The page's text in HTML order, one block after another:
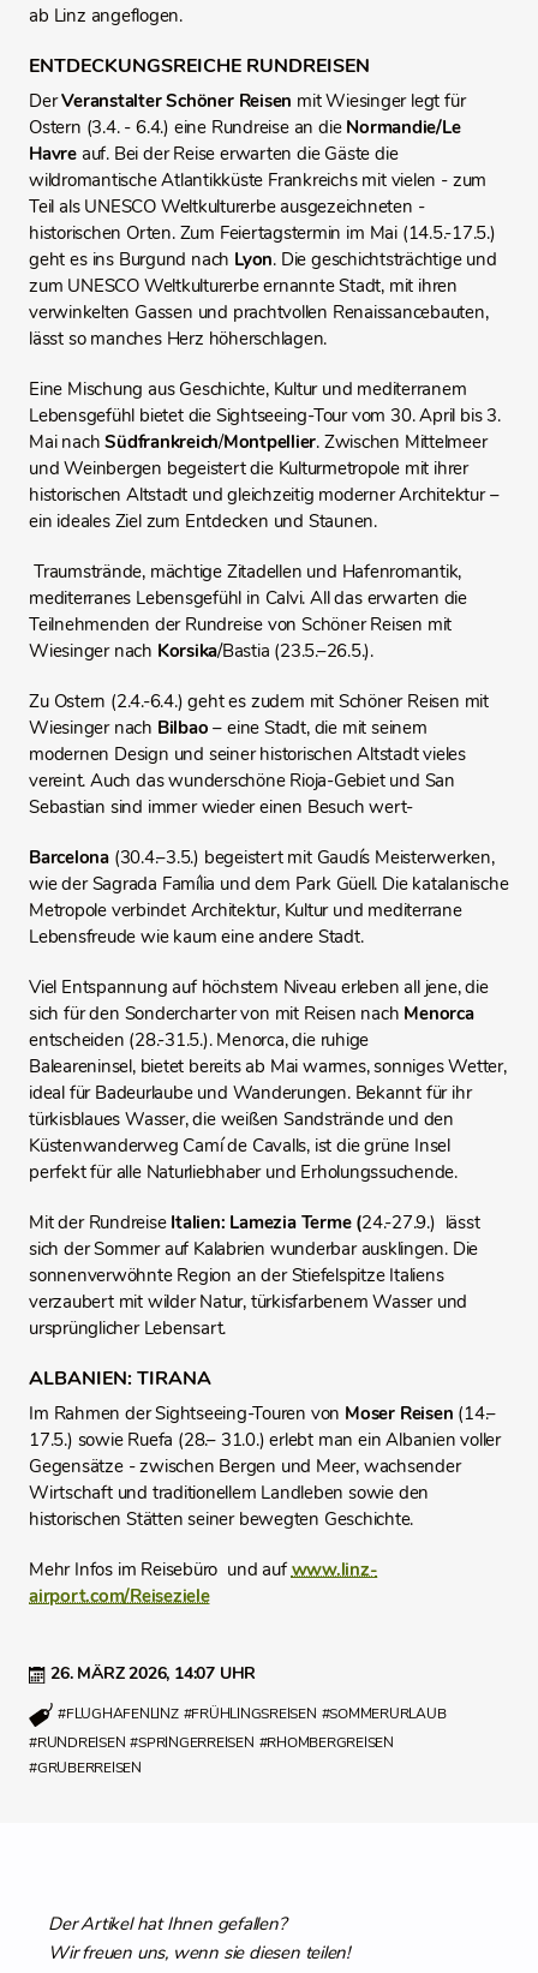
26. MÄRZ 2026, 14:07 UHR
#FLUGHAFENLINZ #FRÜHLINGSREISEN #SOMMERURLAUB
#RUNDREISEN #SPRINGERREISEN #RHOMBERGREISEN
#GRUBERREISEN
ab Linz angeflogen.
ENTDECKUNGSREICHE RUNDREISEN
DerVeranstalter Schöner Reisen mit Wiesinger legt für
Ostern (3.4. - 6.4.) eine Rundreise an die Normandie/Le
Havreauf. Bei der Reise erwarten die Gäste die
wildromantische Atlantikküste Frankreichs mit vielen - zum
Teil als UNESCO Weltkulturerbe ausgezeichneten -
historischen Orten. Zum Feiertagstermin im Mai (14.5.-17.5.)
geht es ins Burgund nach Lyon. Die geschichtsträchtige und
zum UNESCO Weltkulturerbe ernannte Stadt, mit ihren
verwinkelten Gassen und prachtvollen Renaissancebauten,
lässt so manches Herz höherschlagen.
Eine Mischung aus Geschichte, Kultur und mediterranem
Lebensgefühl bietet die Sightseeing‑Tour vom 30. April bis 3.
Mai nachSüdfrankreich/Montpellier. Zwischen Mittelmeer
und Weinbergen begeistert die Kulturmetropole mit ihrer
historischen Altstadt und gleichzeitig moderner Architektur –
ein ideales Ziel zum Entdecken und Staunen.
Traumstrände, mächtige Zitadellen und Hafenromantik,
mediterranes Lebensgefühl in Calvi. All das erwarten die
Teilnehmenden der Rundreise von Schöner Reisen mit
Wiesinger nach Korsika/Bastia (23.5.–26.5.).
Zu Ostern (2.4.-6.4.) geht es zudem mit Schöner Reisen mit
Wiesinger nach Bilbao – eine Stadt, die mit seinem
modernen Design und seiner historischen Altstadt vieles
vereint. Auch das wunderschöne Rioja‑Gebiet und San
Sebastian sind immer wieder einen Besuch wert-
Barcelona (30.4.–3.5.) begeistert mit Gaudís Meisterwerken,
wie der Sagrada Família und dem Park Güell. Die katalanische
Metropole verbindet Architektur, Kultur und mediterrane
Lebensfreude wie kaum eine andere Stadt.
Viel Entspannung auf höchstem Niveau erleben all jene, die
sich für den Sondercharter von mit Reisen nach Menorca
entscheiden (28.-31.5.). Menorca, die ruhige
Baleareninsel, bietet bereits ab Mai warmes, sonniges Wetter,
ideal für Badeurlaube und Wanderungen. Bekannt für ihr
türkisblaues Wasser, die weißen Sandstrände und den
Küstenwanderweg Camí de Cavalls, ist die grüne Insel
perfekt für alle Naturliebhaber und Erholungssuchende.
Mit der Rundreise Italien: Lamezia Terme (24.-27.9.) lässt
sich der Sommer auf Kalabrien wunderbar ausklingen. Die
sonnenverwöhnte Region an der Stiefelspitze Italiens
verzaubert mit wilder Natur, türkisfarbenem Wasser und
ursprünglicher Lebensart.
ALBANIEN: TIRANA
Im Rahmen der Sightseeing‑Touren von Moser Reisen (14.–
17.5.) sowie Ruefa (28.– 31.0.) erlebt man ein Albanien voller
Gegensätze - zwischen Bergen und Meer, wachsender
Wirtschaft und traditionellem Landleben sowie den
historischen Stätten seiner bewegten Geschichte.
Mehr Infos im Reisebüro und aufwww.linz-
airport.com/Reiseziele
Der Artikel hat Ihnen gefallen?
Wir freuen uns, wenn sie diesen teilen!